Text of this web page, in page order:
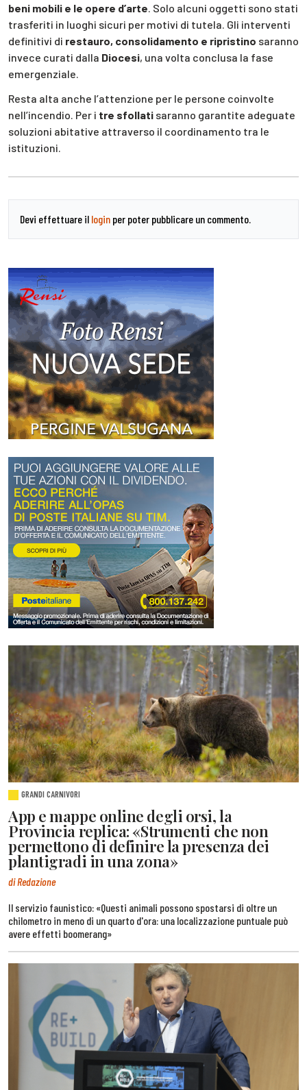
beni mobili e le opere d’arte . Solo alcuni oggetti sono stati
trasferiti in luoghi sicuri per motivi di tutela. Gli interventi
definitivi di restauro, consolidamento e ripristino saranno
invece curati dalla Diocesi, una volta conclusa la fase
emergenziale.
Resta alta anche l’attenzione per le persone coinvolte
nell’incendio. Per i tre sfollati saranno garantite adeguate
soluzioni abitative attraverso il coordinamento tra le
istituzioni.
Devi effettuare il login per poter pubblicare un commento.
GRANDI CARNIVORI
App e mappe online degli orsi, la
Provincia replica: «Strumenti che non
permettono di definire la presenza dei
plantigradi in una zona»
di Redazione
Il servizio faunistico: «Questi animali possono spostarsi di oltre un
chilometro in meno di un quarto d'ora: una localizzazione puntuale può
avere effetti boomerang»